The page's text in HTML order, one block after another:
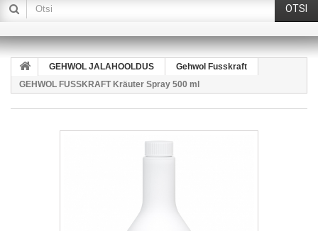
OTSI
GEHWOL JALAHOOLDUS
Gehwol Fusskraft
GEHWOL FUSSKRAFT Kräuter Spray 500 ml